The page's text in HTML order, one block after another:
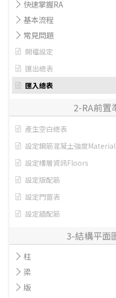
快速掌握RA
基本流程
常見問題
開檔設定
匯出總表
匯入總表
2-RA前置
產生空白總表
設定鋼筋混凝土強度Material
設定樓層資訊Floors
設定版配筋
設定門窗表
設定牆配筋
3-結構平面
柱
梁
版